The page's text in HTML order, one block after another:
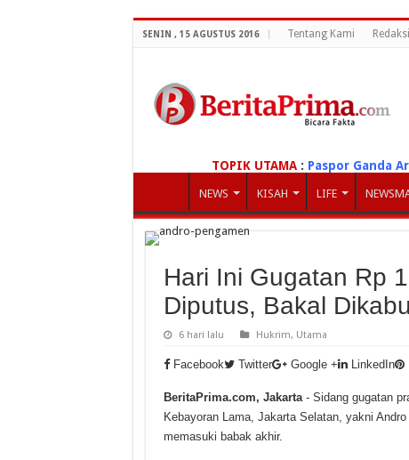
SENIN , 15 AGUSTUS 2016 Tentang Kami Redaksi
TOPIK UTAMA: Paspor Ganda
NEWS KISAH LIFE
Hari Ini Gugatan Rp
Diputus, Bakal
6 hari lalu Hukrim, Utama
Facebook Twitter Google + LinkedIn
BeritaPrima.com, Jakarta- Sidang gugatan
Kebayoran Lama, Jakarta Selatan, yakni
memasuki babak akhir.